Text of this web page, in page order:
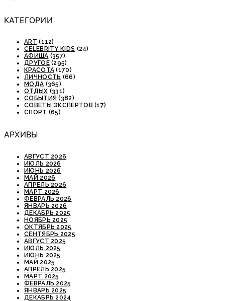
КАТЕГОРИИ
ART (112)
CELEBRITY KIDS (24)
АФИША (357)
ДРУГОЕ(295)
КРАСОТА (170)
ЛИЧНОСТЬ (66)
МОДА (365)
ОТДЫХ (331)
СОБЫТИЯ (382)
СОВЕТЫ ЭКСПЕРТОВ (17)
СПОРТ (65)
АРХИВЫ
АВГУСТ 2026
ИЮЛЬ 2026
ИЮНЬ 2026
МАЙ 2026
АПРЕЛЬ 2026
МАРТ 2026
ФЕВРАЛЬ 2026
ЯНВАРЬ 2026
ДЕКАБРЬ 2025
НОЯБРЬ 2025
ОКТЯБРЬ 2025
СЕНТЯБРЬ 2025
АВГУСТ 2025
ИЮЛЬ 2025
ИЮНЬ 2025
МАЙ 2025
АПРЕЛЬ 2025
МАРТ 2025
ФЕВРАЛЬ 2025
ЯНВАРЬ 2025
ДЕКАБРЬ 2024